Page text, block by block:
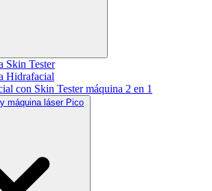
Skin Tester
Hidrafacial
con Skin Tester máquina 2 en 1
y máquina láser Pico